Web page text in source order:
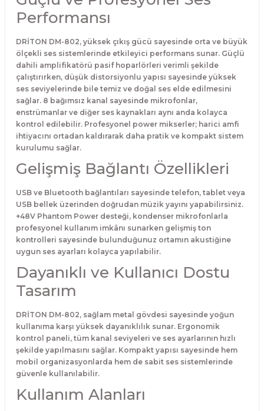
Performansı
DRİTON DM-802, yüksek çıkış gücü sayesinde orta ve büyük
ölçekli ses sistemlerinde etkileyici performans sunar. Güçlü
dahili amplifikatörü pasif hoparlörleri verimli şekilde
çalıştırırken, düşük distorsiyonlu yapısı sayesinde yüksek
ses seviyelerinde bile temiz ve doğal ses elde edilmesini
sağlar. 8 bağımsız kanal sayesinde mikrofonlar,
enstrümanlar ve diğer ses kaynakları aynı anda kolayca
kontrol edilebilir. Profesyonel power mikserler; harici amfi
ihtiyacını ortadan kaldırarak daha pratik ve kompakt sistem
kurulumu sağlar.
Gelişmiş Bağlantı Özellikleri
USB ve Bluetooth bağlantıları sayesinde telefon, tablet veya
USB bellek üzerinden doğrudan müzik yayını yapabilirsiniz.
+48V Phantom Power desteği, kondenser mikrofonlarla
profesyonel kullanım imkânı sunarken gelişmiş ton
kontrolleri sayesinde bulunduğunuz ortamın akustiğine
uygun ses ayarları kolayca yapılabilir.
Dayanıklı ve Kullanıcı Dostu
Tasarım
DRİTON DM-802, sağlam metal gövdesi sayesinde yoğun
kullanıma karşı yüksek dayanıklılık sunar. Ergonomik
kontrol paneli, tüm kanal seviyeleri ve ses ayarlarının hızlı
şekilde yapılmasını sağlar. Kompakt yapısı sayesinde hem
mobil organizasyonlarda hem de sabit ses sistemlerinde
güvenle kullanılabilir.
Kullanım Alanları